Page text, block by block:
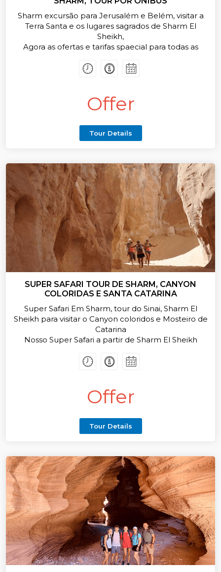
Sharm excursão para Jerusalém e Belém, visitar a
Terra Santa e os lugares sagrados de Sharm El
Sheikh,
Agora as ofertas e tarifas spaecial para todas as
Reserve agora
Offer
Tour Details
SUPER SAFARI TOUR DE SHARM, CANYON
COLORIDAS E SANTA CATARINA
Super Safari Em Sharm, tour do Sinai, Sharm El
Sheikh para visitar o Canyon coloridos e Mosteiro de
Catarina
Nosso Super Safari a partir de Sharm El Sheikh
domingo e sexta-feira.
Reserve agora
Offer
Tour Details